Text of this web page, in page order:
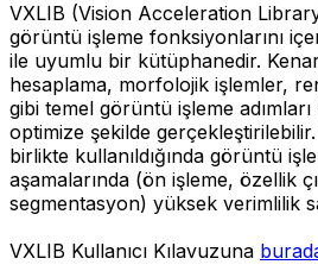
VXLIB (Vision Acceleration
görüntü işleme fonksiyonlarını
ile uyumlu bir kütüphanedir.
hesaplama, morfolojik işlemler,
gibi temel görüntü işleme
optimize şekilde
birlikte kullanıldığında görüntü
aşamalarında (ön işleme, özellik
segmentasyon) yüksek verimlilik
VXLIB Kullanıcı Kılavuzuna